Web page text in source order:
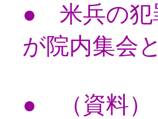
● 米兵の犯
が院内集会
● （資料）